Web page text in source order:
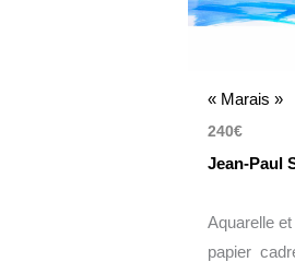
« Marais »
240€
Jean-Paul
Aquarelle
papier